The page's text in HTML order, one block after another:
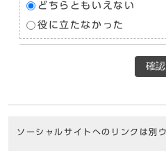
どちらともいえない
役に立たなかった
確認
ソーシャルサイトへのリンクは別